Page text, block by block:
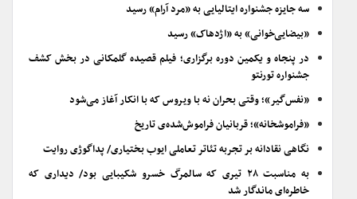
سه جایزه جشنواره ایتالیایی به «مرد آرام» رسید
«بیضایی‌خوانی» به «اژدهاک» رسید
در پنجاه و یکمین دوره برگزاری؛ فیلم قصیده گلمکانی در بخش کشف
جشنواره تورنتو
«نفس‌گیر»؛ وقتی بحران نه با ویروس که با انکار آغاز می‌شود
«فراموشخانه»؛ قربانیان فراموش‌شده‌ی تاریخ
نگاهی نقادانه بر تجربه تئاتر تعاملی ایوب بختیاری/ پداگوژی روایت
به مناسبت ۲۸ تیری که سالمرگ خسرو شکیبایی بود/ دیداری که
خاطره‌ای ماندگار شد